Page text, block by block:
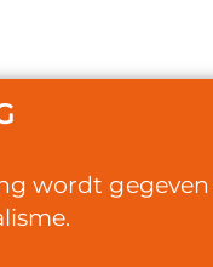
wordt